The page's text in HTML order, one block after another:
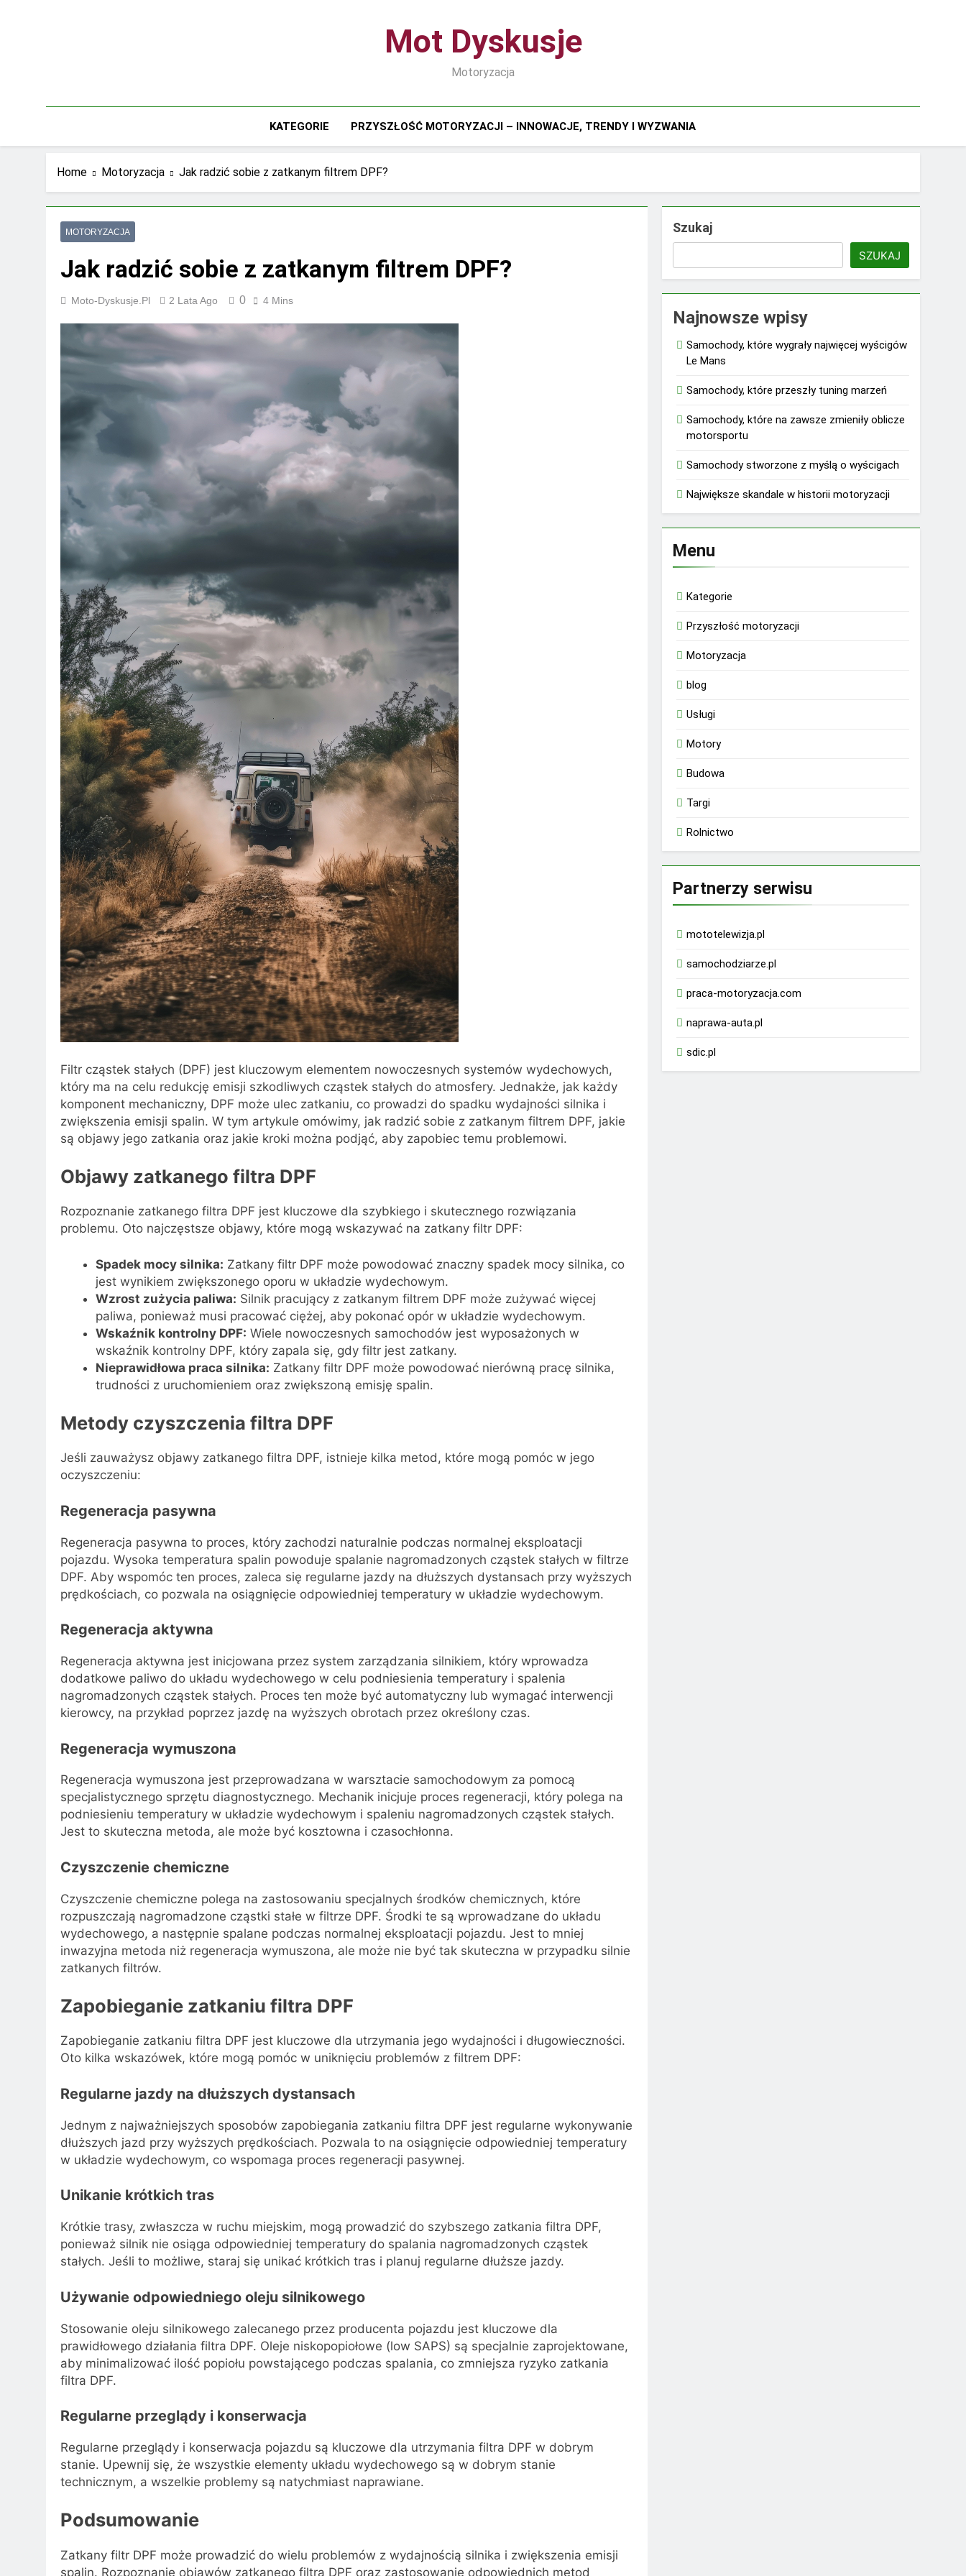
Mot Dyskusje
Motoryzacja
KATEGORIE PRZYSZŁOŚĆ MOTORYZACJI – INNOWACJE, TRENDY I WYZWANIA
Home Motoryzacja Jak radzić sobie z zatkanym filtrem DPF?
MOTORYZACJA
Jak radzić sobie z zatkanym filtrem DPF?
Moto-Dyskusje.pl 2 Lata Ago 0 4 Mins
Filtr cząstek stałych (DPF) jest kluczowym elementem nowoczesnych systemów wydechowych,
który ma na celu redukcję emisji szkodliwych cząstek stałych do atmosfery. Jednakże, jak każdy
komponent mechaniczny, DPF może ulec zatkaniu, co prowadzi do spadku wydajności silnika i
zwiększenia emisji spalin. W tym artykule omówimy, jak radzić sobie z zatkanym filtrem DPF, jakie
są objawy jego zatkania oraz jakie kroki można podjąć, aby zapobiec temu problemowi.
Objawy zatkanego filtra DPF
Rozpoznanie zatkanego filtra DPF jest kluczowe dla szybkiego i skutecznego rozwiązania
problemu. Oto najczęstsze objawy, które mogą wskazywać na zatkany filtr DPF:
Spadek mocy silnika: Zatkany filtr DPF może powodować znaczny spadek mocy silnika, co
jest wynikiem zwiększonego oporu w układzie wydechowym.
Wzrost zużycia paliwa: Silnik pracujący z zatkanym filtrem DPF może zużywać więcej
paliwa, ponieważ musi pracować ciężej, aby pokonać opór w układzie wydechowym.
Wskaźnik kontrolny DPF: Wiele nowoczesnych samochodów jest wyposażonych w
wskaźnik kontrolny DPF, który zapala się, gdy filtr jest zatkany.
Nieprawidłowa praca silnika: Zatkany filtr DPF może powodować nierówną pracę silnika,
trudności z uruchomieniem oraz zwiększoną emisję spalin.
Metody czyszczenia filtra DPF
Jeśli zauważysz objawy zatkanego filtra DPF, istnieje kilka metod, które mogą pomóc w jego
oczyszczeniu:
Regeneracja pasywna
Regeneracja pasywna to proces, który zachodzi naturalnie podczas normalnej eksploatacji
pojazdu. Wysoka temperatura spalin powoduje spalanie nagromadzonych cząstek stałych w filtrze
DPF. Aby wspomóc ten proces, zaleca się regularne jazdy na dłuższych dystansach przy wyższych
prędkościach, co pozwala na osiągnięcie odpowiedniej temperatury w układzie wydechowym.
Regeneracja aktywna
Regeneracja aktywna jest inicjowana przez system zarządzania silnikiem, który wprowadza
dodatkowe paliwo do układu wydechowego w celu podniesienia temperatury i spalenia
nagromadzonych cząstek stałych. Proces ten może być automatyczny lub wymagać interwencji
kierowcy, na przykład poprzez jazdę na wyższych obrotach przez określony czas.
Regeneracja wymuszona
Regeneracja wymuszona jest przeprowadzana w warsztacie samochodowym za pomocą
specjalistycznego sprzętu diagnostycznego. Mechanik inicjuje proces regeneracji, który polega na
podniesieniu temperatury w układzie wydechowym i spaleniu nagromadzonych cząstek stałych.
Jest to skuteczna metoda, ale może być kosztowna i czasochłonna.
Czyszczenie chemiczne
Czyszczenie chemiczne polega na zastosowaniu specjalnych środków chemicznych, które
rozpuszczają nagromadzone cząstki stałe w filtrze DPF. Środki te są wprowadzane do układu
wydechowego, a następnie spalane podczas normalnej eksploatacji pojazdu. Jest to mniej
inwazyjna metoda niż regeneracja wymuszona, ale może nie być tak skuteczna w przypadku silnie
zatkanych filtrów.
Zapobieganie zatkaniu filtra DPF
Zapobieganie zatkaniu filtra DPF jest kluczowe dla utrzymania jego wydajności i długowieczności.
Oto kilka wskazówek, które mogą pomóc w uniknięciu problemów z filtrem DPF:
Regularne jazdy na dłuższych dystansach
Jednym z najważniejszych sposobów zapobiegania zatkaniu filtra DPF jest regularne wykonywanie
dłuższych jazd przy wyższych prędkościach. Pozwala to na osiągnięcie odpowiedniej temperatury
w układzie wydechowym, co wspomaga proces regeneracji pasywnej.
Unikanie krótkich tras
Krótkie trasy, zwłaszcza w ruchu miejskim, mogą prowadzić do szybszego zatkania filtra DPF,
ponieważ silnik nie osiąga odpowiedniej temperatury do spalania nagromadzonych cząstek
stałych. Jeśli to możliwe, staraj się unikać krótkich tras i planuj regularne dłuższe jazdy.
Używanie odpowiedniego oleju silnikowego
Stosowanie oleju silnikowego zalecanego przez producenta pojazdu jest kluczowe dla
prawidłowego działania filtra DPF. Oleje niskopopiołowe (low SAPS) są specjalnie zaprojektowane,
aby minimalizować ilość popiołu powstającego podczas spalania, co zmniejsza ryzyko zatkania
filtra DPF.
Regularne przeglądy i konserwacja
Regularne przeglądy i konserwacja pojazdu są kluczowe dla utrzymania filtra DPF w dobrym
stanie. Upewnij się, że wszystkie elementy układu wydechowego są w dobrym stanie
technicznym, a wszelkie problemy są natychmiast naprawiane.
Podsumowanie
Zatkany filtr DPF może prowadzić do wielu problemów z wydajnością silnika i zwiększenia emisji
spalin. Rozpoznanie objawów zatkanego filtra DPF oraz zastosowanie odpowiednich metod
Szukaj
SZUKAJ
Najnowsze wpisy
Samochody, które wygrały najwięcej wyścigów
Le Mans
Samochody, które przeszły tuning marzeń
Samochody, które na zawsze zmieniły oblicze
motorsportu
Samochody stworzone z myślą o wyścigach
Największe skandale w historii motoryzacji
Menu
Kategorie
Przyszłość motoryzacji
Motoryzacja
blog
Usługi
Motory
Budowa
Targi
Rolnictwo
Partnerzy serwisu
mototelewizja.pl
samochodziarze.pl
praca-motoryzacja.com
naprawa-auta.pl
sdic.pl